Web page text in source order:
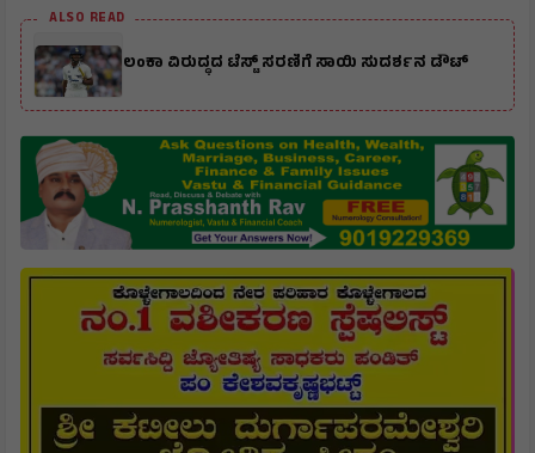
ALSO READ
ಲಂಕಾ ವಿರುದ್ಧದ ಟೆಸ್ಟ್ ಸರಣಿಗೆ ಸಾಯಿ ಸುದರ್ಶನ ಡೌಟ್